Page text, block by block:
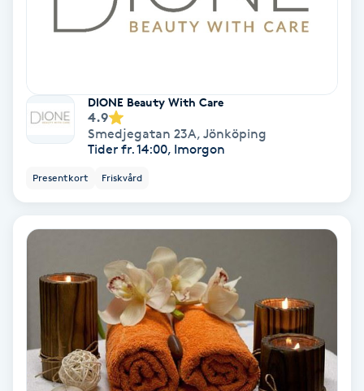
Optiker
Ortobionomi
Ortopedi
Osteopati
Paraffinbehandling
Pedikyr
Pensionärklippning
DIONE Beauty With Care
4.9
Smedjegatan 23A, Jönköping
Tider fr. 14:00, Imorgon
Presentkort Friskvård